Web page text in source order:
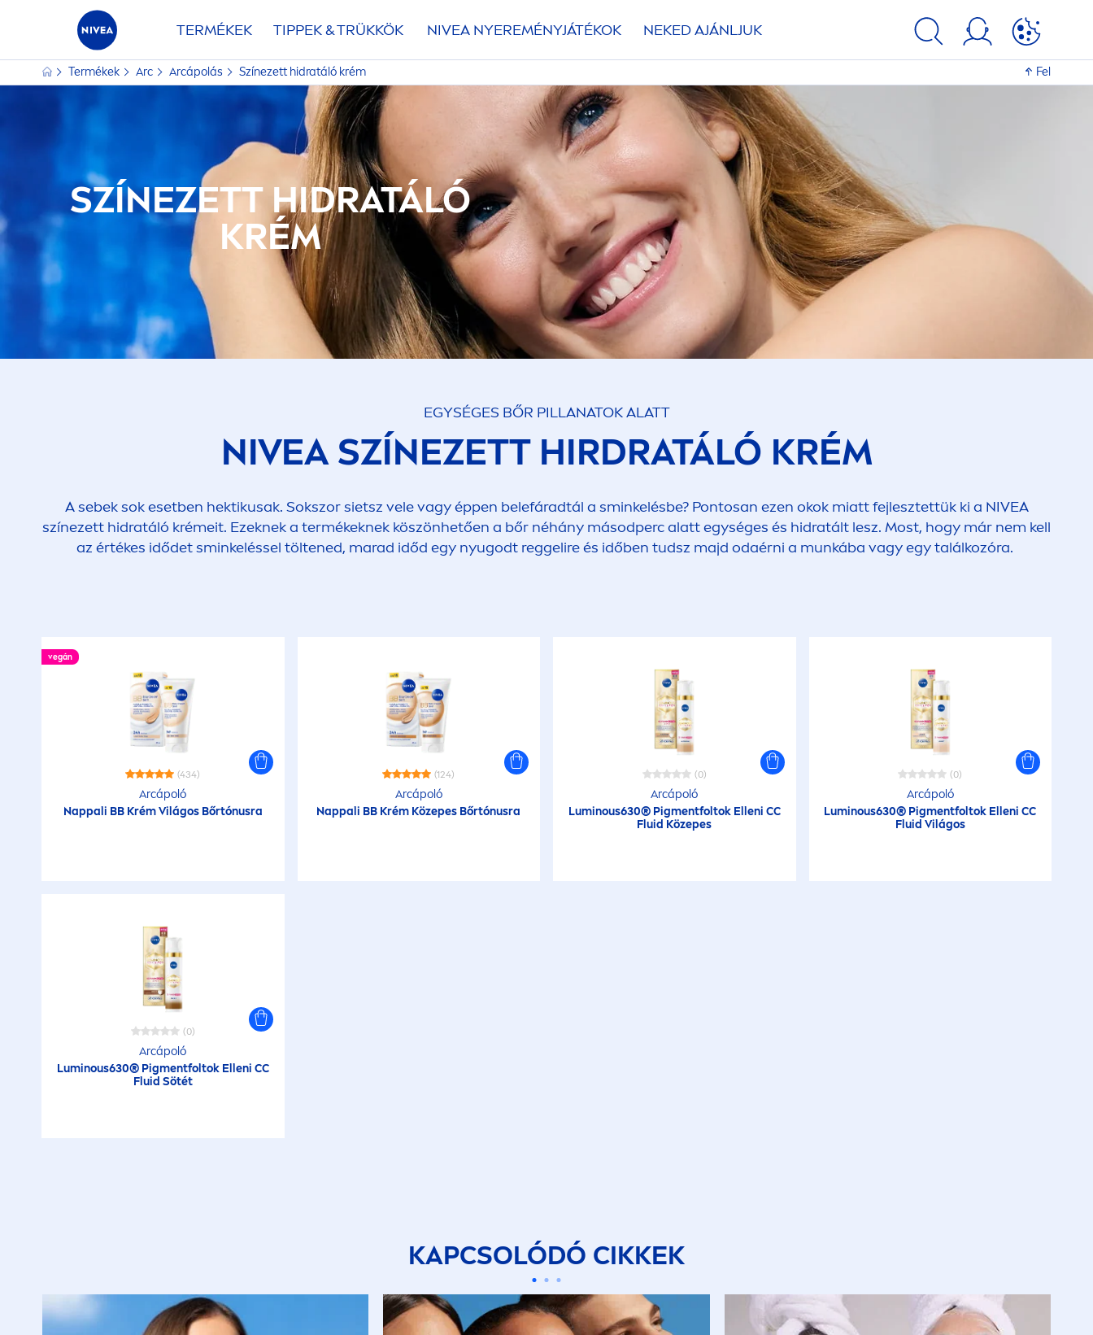
TERMÉKEK TIPPEK & TRÜKKÖK NIVEA NYEREMÉNYJÁTÉKOK NEKED AJÁNLJUK
Termékek Arc Arcápolás Színezett hidratáló krém Fel
SZÍNEZETT HIDRATÁLÓ
KRÉM
EGYSÉGES BŐR PILLANATOK ALATT
NIVEASZÍNEZETT HIRDRATÁLÓ KRÉM
A sebek sok esetben hektikusak. Sokszor sietsz vele vagy éppen belefáradtál a sminkelésbe? Pontosan ezen okok miatt fejlesztettük ki a NIVEA
színezett hidratáló krémeit. Ezeknek a termékeknek köszönhetően a bőr néhány másodperc alatt egységes és hidratált lesz. Most, hogy már nem kell
az értékes idődet sminkeléssel töltened, marad időd egy nyugodt reggelire és időben tudsz majd odaérni a munkába vagy egy találkozóra.
vegán
(434)
Arcápoló
Nappali BB Krém Világos Bőrtónusra
(124)
Arcápoló
Nappali BB Krém Közepes Bőrtónusra
(0)
Arcápoló
Luminous630® Pigmentfoltok Elleni CC
Fluid Közepes
(0)
Arcápoló
Luminous630® Pigmentfoltok Elleni CC
Fluid Világos
(0)
Arcápoló
Luminous630® Pigmentfoltok Elleni CC
Fluid Sötét
KAPCSOLÓDÓ CIKKEK